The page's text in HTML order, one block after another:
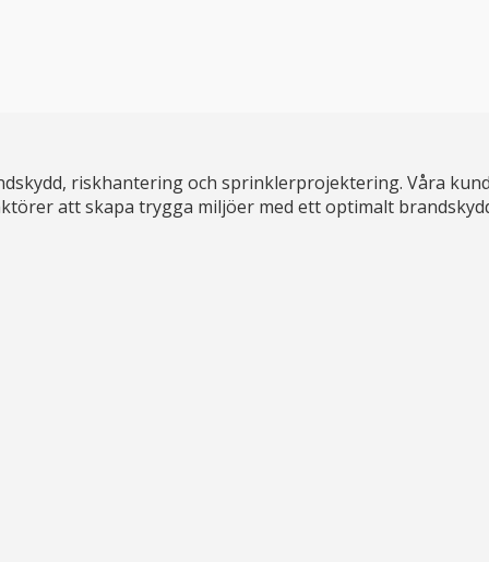
riskhantering och sprinklerprojektering. Våra
att skapa trygga miljöer med ett optimalt